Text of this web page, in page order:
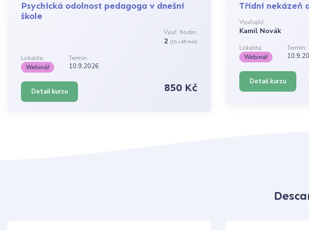
Psychická odolnost pedagoga v dnešní
škole
Vyuč. hodin:
2 (1h = 45 min)
Lokalita:
Termín:
Webinář
10.9.2026
Detail kurzu 850 Kč
Třídní nekázeň
Vyučující:
Kamil Novák
Lokalita:
Termín:
Webinář
Detail kurzu